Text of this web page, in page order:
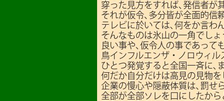
穿った見方をすれば､発信者が
それが仮令､多分皆が全面的信
テレビに於いては､何をか言わ
そんなものは氷山の一角でしょ
良い事や､仮令人の事であって
鳥インフルエンザ・ノロウィ
ひとつ発覚すると全国一斉に､
何だか自分だけは高見の見物を
企業の慢心や隠蔽体質は､罰せ
全部が全部ソレを口にしたか